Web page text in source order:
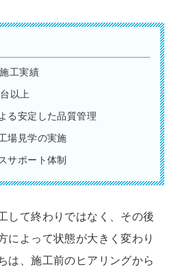
工実績
以上
る安定した品質管理
場見学の実施
サポート体制
して終わりではなく、その後
によって状態が大きく変わり
は、施工前のヒアリングから